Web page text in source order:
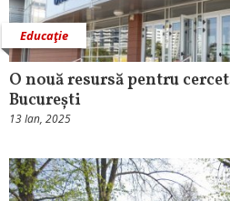
Educaţie
O nouă resursă pentru
București
13 Ian, 2025